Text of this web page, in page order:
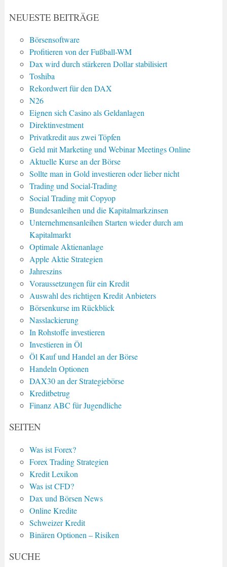
NEUESTE BEITRÄGE
Börsensoftware
Profitieren von der Fußball-WM
Dax wird durch stärkeren Dollar stabilisiert
Toshiba
Rekordwert für den DAX
N26
Eignen sich Casino als Geldanlagen
Direktinvestment
Privatkredit aus zwei Töpfen
Geld mit Marketing und Webinar Meetings Online
Aktuelle Kurse an der Börse
Sollte man in Gold investieren oder lieber nicht
Trading und Social-Trading
Social Trading mit Copyop
Bundesanleihen und die Kapitalmarkzinsen
Unternehmensanleihen Starten wieder durch am
Kapitalmarkt
Optimale Aktienanlage
Apple Aktie Strategien
Jahreszins
Voraussetzungen für ein Kredit
Auswahl des richtigen Kredit Anbieters
Börsenkurse im Rückblick
Nasslackierung
In Rohstoffe investieren
Investieren in Öl
Öl Kauf und Handel an der Börse
Handeln Optionen
DAX30 an der Strategiebörse
Kreditbetrug
Finanz ABC für Jugendliche
SEITEN
Was ist Forex?
Forex Trading Strategien
Kredit Lexikon
Was ist CFD?
Dax und Börsen News
Online Kredite
Schweizer Kredit
Binären Optionen – Risiken
SUCHE